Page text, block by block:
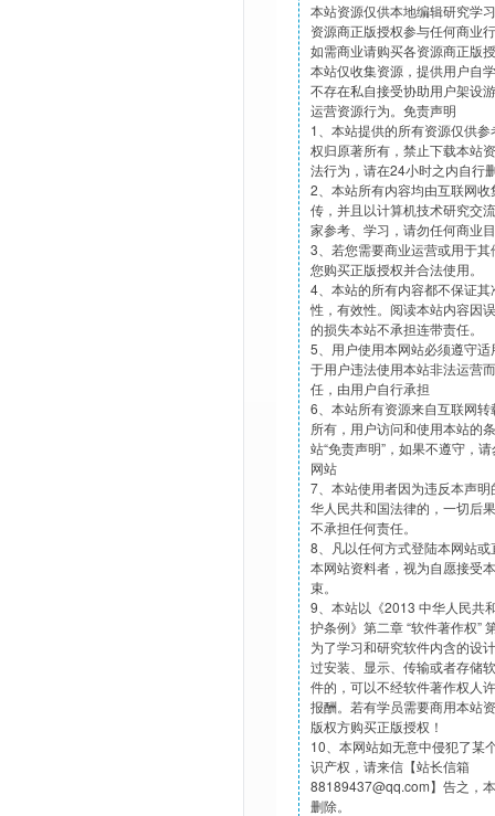
本站资源仅供本地编辑研究学
资源商正版授权参与任何商业
如需商业请购买各资源商正版
本站仅收集资源，提供用户自
不存在私自接受协助用户架设
运营资源行为。免责声明
1、本站提供的所有资源仅供
权归原著所有，禁止下载本站
法行为，请在24小时之内自行
2、本站所有内容均由互联网
传，并且以计算机技术研究交
家参考、学习，请勿任何商业
3、若您需要商业运营或用于
您购买正版授权并合法使用。
4、本站的所有内容都不保证
性，有效性。阅读本站内容因
的损失本站不承担连带责任。
5、用户使用本网站必须遵守
于用户违法使用本站非法运营
任，由用户自行承担
6、本站所有资源来自互联网
所有，用户访问和使用本站的
站“免责声明”，如果不遵守，
网站
7、本站使用者因为违反本声
华人民共和国法律的，一切后
不承担任何责任。
8、凡以任何方式登陆本网站
本网站资料者，视为自愿接受
束。
9、本站以《2013 中华人民共
护条例》第二章 “软件著作权”
为了学习和研究软件内含的设
过安装、显示、传输或者存储
件的，可以不经软件著作权人
报酬。若有学员需要商用本站
版权方购买正版授权！
10、本网站如无意中侵犯了某
识产权，请来信【站长信箱
88189437@qq.com】告之，
删除。